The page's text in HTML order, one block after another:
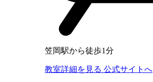
笠岡駅から徒歩1分
教室詳細を見る 公式サイトへ